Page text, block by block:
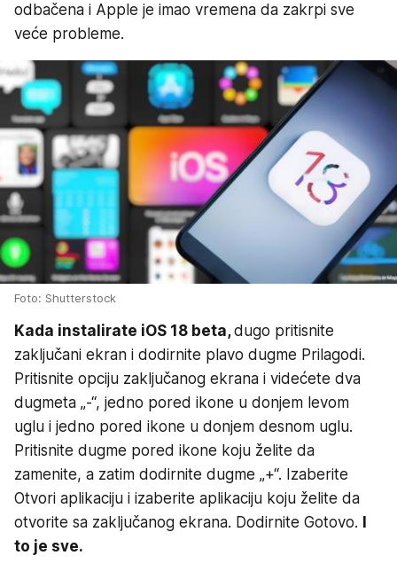
odbačena i Apple je imao vremena da zakrpi sve
veće probleme.
Foto: Shutterstock
Kada instalirate iOS 18 beta,dugo pritisnite
zaključani ekran i dodirnite plavo dugme Prilagodi.
Pritisnite opciju zaključanog ekrana i videćete dva
dugmeta „-“, jedno pored ikone u donjem levom
uglu i jedno pored ikone u donjem desnom uglu.
Pritisnite dugme pored ikone koju želite da
zamenite, a zatim dodirnite dugme „+“. Izaberite
Otvori aplikaciju i izaberite aplikaciju koju želite da
otvorite sa zaključanog ekrana. Dodirnite Gotovo.
to je sve.